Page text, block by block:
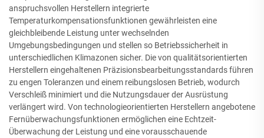
anspruchsvollen Herstellern integrierte
Temperaturkompensationsfunktionen gewährleisten eine
gleichbleibende Leistung unter wechselnden
Umgebungsbedingungen und stellen so Betriebssicherheit in
unterschiedlichen Klimazonen sicher. Die von qualitätsorientierten
Herstellern eingehaltenen Präzisionsbearbeitungsstandards führen
zu engen Toleranzen und einem reibungslosen Betrieb, wodurch
Verschleiß minimiert und die Nutzungsdauer der Ausrüstung
verlängert wird. Von technologieorientierten Herstellern angebotene
Fernüberwachungsfunktionen ermöglichen eine Echtzeit-
Überwachung der Leistung und eine vorausschauende